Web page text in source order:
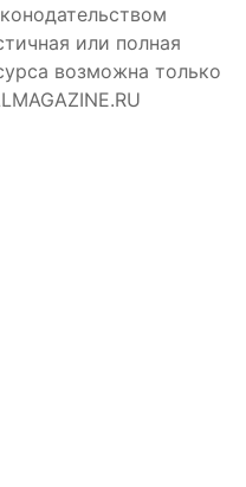
или полная
возможна только